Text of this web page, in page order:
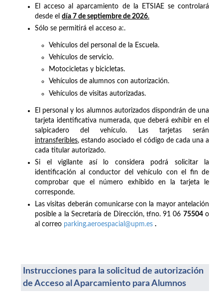
El acceso al aparcamiento de la ETSIAE se controlará
desde el día 7 de septiembre de 2026.
Sólo se permitirá el acceso a:.
Vehículos del personal de la Escuela.
Vehículos de servicio.
Motocicletas y bicicletas.
Vehículos de alumnos con autorización.
Vehículos de visitas autorizadas.
El personal y los alumnos autorizados dispondrán de una
tarjeta identificativa numerada, que deberá exhibir en el
salpicadero del vehículo. Las tarjetas serán
intransferibles, estando asociado el código de cada una a
cada titular autorizado.
Si el vigilante así lo considera podrá solicitar la
identificación al conductor del vehículo con el fin de
comprobar que el número exhibido en la tarjeta le
corresponde.
Las visitas deberán comunicarse con la mayor antelación
posible a la Secretaría de Dirección, tfno. 91 06 75504o
al correo parking.aeroespacial@upm.es .
Instrucciones para la solicitud de autorización
de Acceso al Aparcamiento para Alumnos